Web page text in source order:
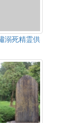
溺死精霊供